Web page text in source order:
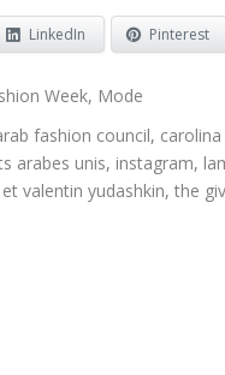
LinkedIn Pinterest
Week, Mode
fashion council,
arabes unis, instagram,
valentin yudashkin, the